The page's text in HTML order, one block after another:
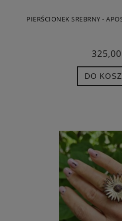
PIERŚCIONEK SREBRNY -
325,00
DO